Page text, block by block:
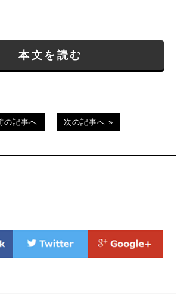
本文を読む
の記事へ 次の記事へ »